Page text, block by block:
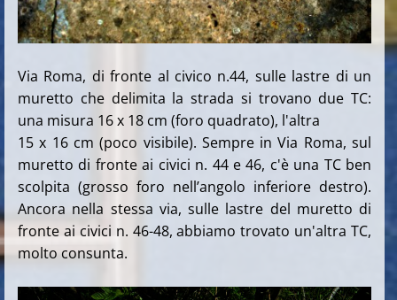
Via Roma, di fronte al civico n.44, sulle lastre di un
muretto che delimita la strada si trovano due TC:
una misura 16 x 18 cm (foro quadrato), l'altra
15 x 16 cm (poco visibile). Sempre in Via Roma, sul
muretto di fronte ai civici n. 44 e 46, c'è una TC ben
scolpita (grosso foro nell’angolo inferiore destro).
Ancora nella stessa via, sulle lastre del muretto di
fronte ai civici n. 46-48, abbiamo trovato un'altra TC,
molto consunta.